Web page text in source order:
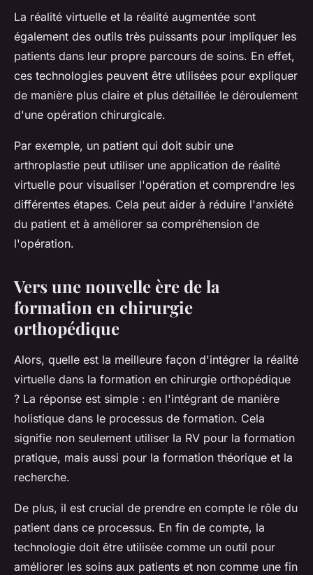
La réalité virtuelle et la réalité augmentée sont
également des outils très puissants pour impliquer les
patients dans leur propre parcours de soins. En effet,
ces technologies peuvent être utilisées pour expliquer
de manière plus claire et plus détaillée le déroulement
d'une opération chirurgicale.
Par exemple, un patient qui doit subir une
arthroplastie peut utiliser une application de réalité
virtuelle pour visualiser l'opération et comprendre les
différentes étapes. Cela peut aider à réduire l'anxiété
du patient et à améliorer sa compréhension de
l'opération.
Vers une nouvelle ère de la
formation en chirurgie
orthopédique
Alors, quelle est la meilleure façon d'intégrer la réalité
virtuelle dans la formation en chirurgie orthopédique
? La réponse est simple : en l'intégrant de manière
holistique dans le processus de formation. Cela
signifie non seulement utiliser la RV pour la formation
pratique, mais aussi pour la formation théorique et la
recherche.
De plus, il est crucial de prendre en compte le rôle du
patient dans ce processus. En fin de compte, la
technologie doit être utilisée comme un outil pour
améliorer les soins aux patients et non comme une fin